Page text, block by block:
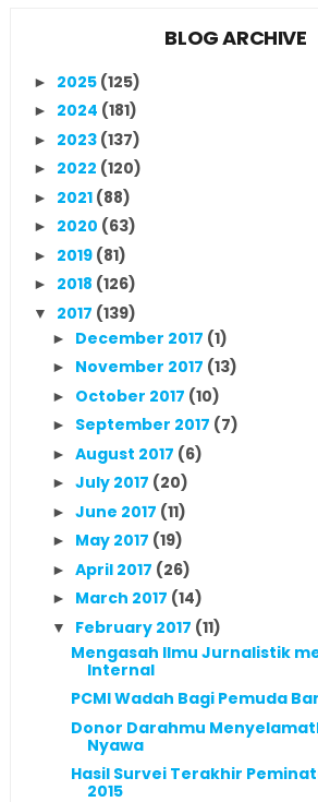
BLOG ARCHIVE
► 2025 (125)
► 2024 (181)
► 2023 (137)
► 2022 (120)
► 2021 (88)
► 2020 (63)
► 2019 (81)
► 2018 (126)
▼ 2017 (139)
► December 2017 (1)
► November 2017 (13)
► October 2017 (10)
► September 2017 (7)
► August 2017 (6)
► July 2017 (20)
► June 2017 (11)
► May 2017 (19)
► April 2017 (26)
► March 2017 (14)
▼ February 2017 (11)
Mengasah Ilmu Jurnalistik
Internal
PCMI Wadah Bagi Pemuda
Donor Darahmu
Nyawa
Hasil Survei Terakhir
2015